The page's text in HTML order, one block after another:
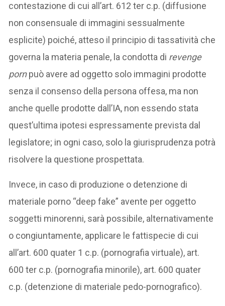
contestazione di cui all’art. 612 ter c.p. (diffusione
non consensuale di immagini sessualmente
esplicite) poiché, atteso il principio di tassatività che
governa la materia penale, la condotta di revenge
pornpuò avere ad oggetto solo immagini prodotte
senza il consenso della persona offesa, ma non
anche quelle prodotte dall’IA, non essendo stata
quest’ultima ipotesi espressamente prevista dal
legislatore; in ogni caso, solo la giurisprudenza potrà
risolvere la questione prospettata.
Invece, in caso di produzione o detenzione di
materiale porno “deep fake” avente per oggetto
soggetti minorenni, sarà possibile, alternativamente
o congiuntamente, applicare le fattispecie di cui
all’art. 600 quater 1 c.p. (pornografia virtuale), art.
600 ter c.p. (pornografia minorile), art. 600 quater
c.p. (detenzione di materiale pedo-pornografico).